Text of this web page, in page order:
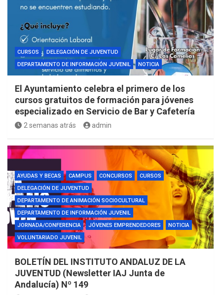
CURSOS
DELEGACIÓN DE JUVENTUD
DEPARTAMENTO DE INFORMACIÓN JUVENIL
NOTICIA
El Ayuntamiento celebra el primero de los
cursos gratuitos de formación para jóvenes
especializado en Servicio de Bar y Cafetería
2 semanas atrás admin
AYUDAS Y BECAS CAMPUS CONCURSOS
CURSOS
DELEGACIÓN DE JUVENTUD
DEPARTAMENTO DE ANIMACIÓN SOCIOCULTURAL
DEPARTAMENTO DE INFORMACIÓN JUVENIL
JORNADA/CONFERENCIA
JÓVENES EMPRENDEDORES
NOTICIA
VOLUNTARIADO JUVENIL
BOLETÍN DEL INSTITUTO ANDALUZ DE LA
JUVENTUD (Newsletter IAJ Junta de
Andalucía) Nº 149